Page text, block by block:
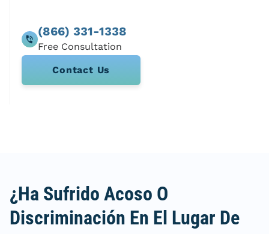
(866) 331-1338
Contact Us
¿Ha Sufrido Acoso O
Discriminación En El Lugar De